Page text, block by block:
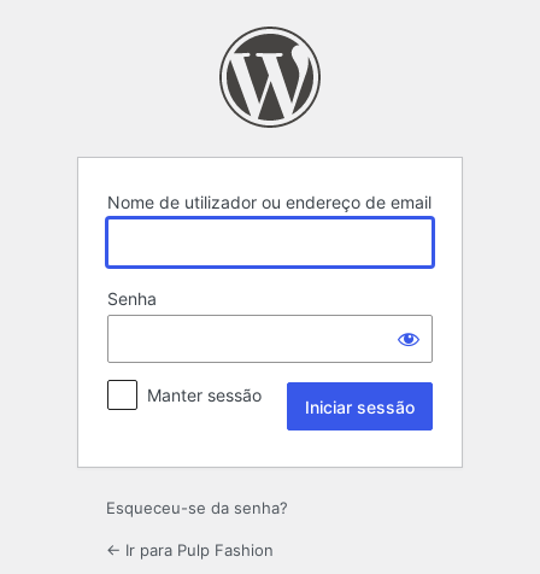
Nome de utilizador ou endereço de email
Senha
Manter sessão
Esqueceu-se da senha?
← Ir para Pulp Fashion